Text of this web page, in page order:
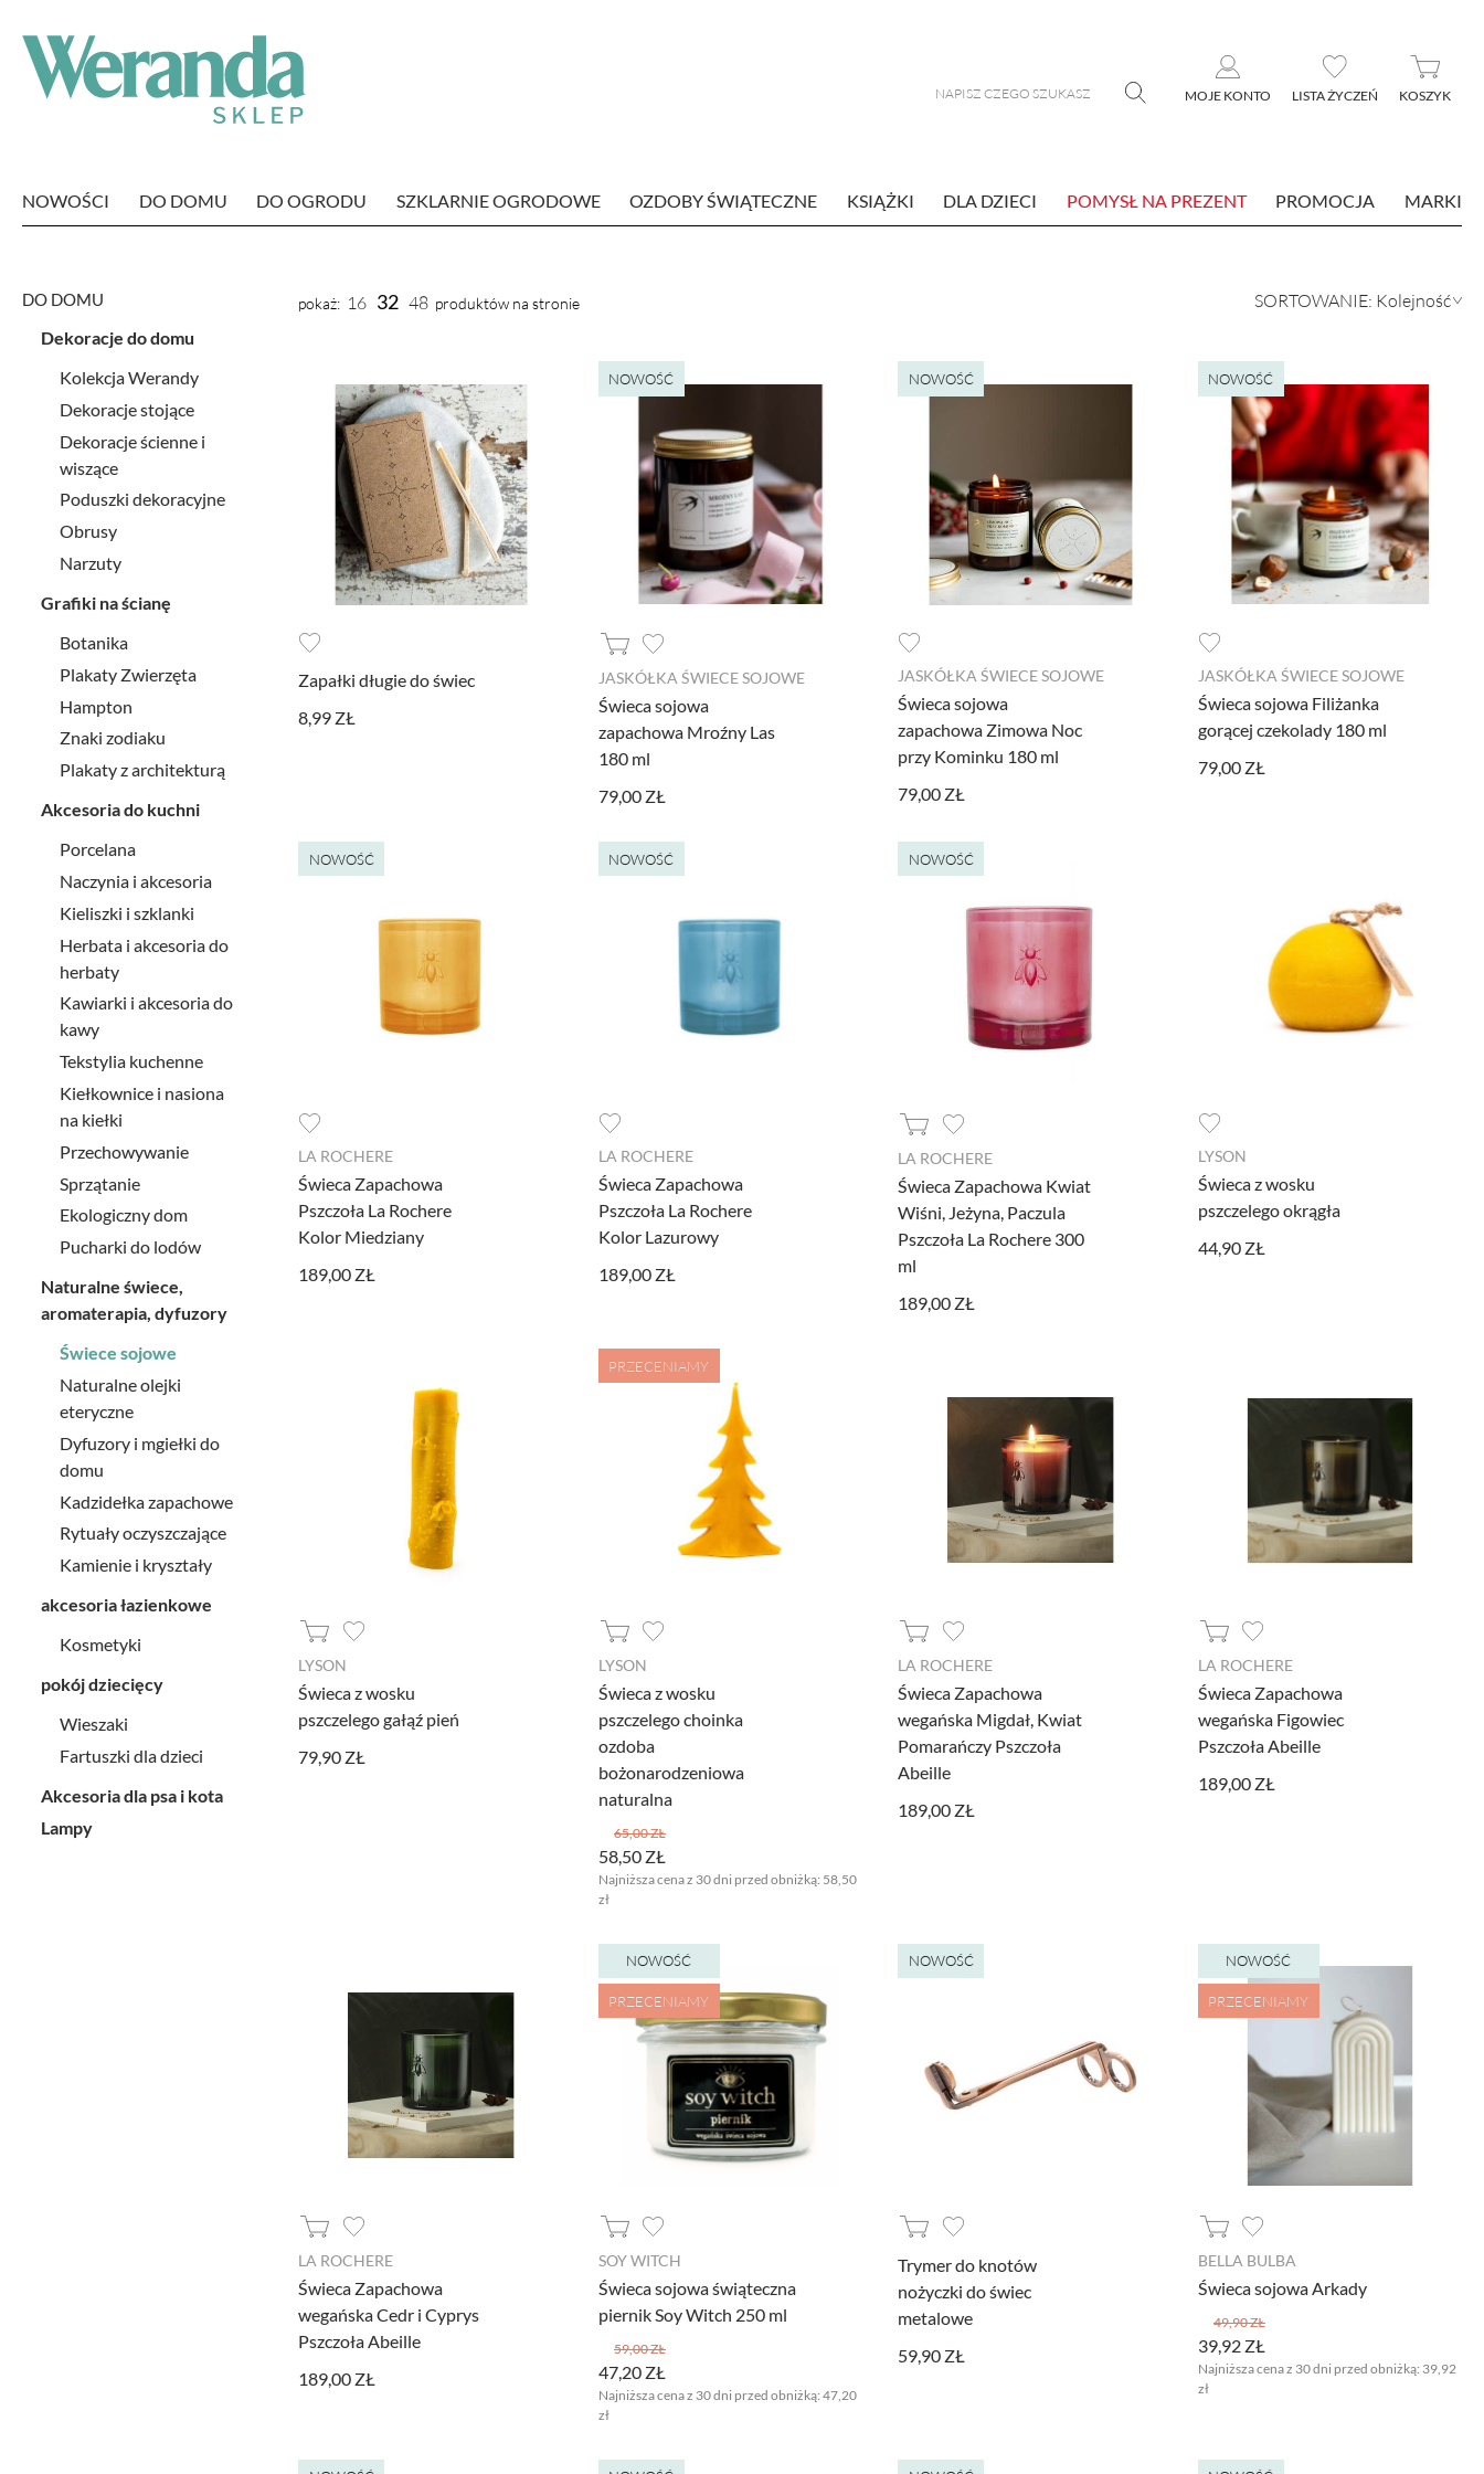
MOJE KONTO LISTA ŻYCZEŃ KOSZYK
NOWOŚCI DO DOMU DO OGRODU SZKLARNIE OGRODOWE OZDOBY ŚWIĄTECZNE KSIĄŻKI DLA DZIECI POMYSŁ NA PREZENT PROMOCJA MARKI
DO DOMU
Dekoracje do domu
Kolekcja Werandy
Dekoracje stojące
Dekoracje ścienne i
wiszące
Poduszki dekoracyjne
Obrusy
Narzuty
Grafiki na ścianę
Botanika
Plakaty Zwierzęta
Hampton
Znaki zodiaku
Plakaty z architekturą
Akcesoria do kuchni
Porcelana
Naczynia i akcesoria
Kieliszki i szklanki
Herbata i akcesoria do
herbaty
Kawiarki i akcesoria do
kawy
Tekstylia kuchenne
Kiełkownice i nasiona
na kiełki
Przechowywanie
Sprzątanie
Ekologiczny dom
Pucharki do lodów
Naturalne świece,
aromaterapia, dyfuzory
Świece sojowe
Naturalne olejki
eteryczne
Dyfuzory i mgiełki do
domu
Kadzidełka zapachowe
Rytuały oczyszczające
Kamienie i kryształy
akcesoria łazienkowe
Kosmetyki
pokój dziecięcy
Wieszaki
Fartuszki dla dzieci
Akcesoria dla psa i kota
Lampy
pokaż: 16 32 48 produktów na stronie
Zapałki długie do świec
8,99 ZŁ
NOWOŚĆ
JASKÓŁKA ŚWIECE SOJOWE
Świeca sojowa
zapachowa Mroźny Las
180 ml
79,00 ZŁ
NOWOŚĆ
JASKÓŁKA ŚWIECE SOJOWE
Świeca sojowa
zapachowa Zimowa Noc
przy Kominku 180 ml
79,00 ZŁ
NOWOŚĆ
JASKÓŁKA ŚWIECE SOJOWE
Świeca sojowa Filiżanka
gorącej czekolady 180 ml
79,00 ZŁ
NOWOŚĆ
LA ROCHERE
Świeca Zapachowa
Pszczoła La Rochere
Kolor Miedziany
189,00 ZŁ
NOWOŚĆ
LA ROCHERE
Świeca Zapachowa
Pszczoła La Rochere
Kolor Lazurowy
189,00 ZŁ
NOWOŚĆ
LA ROCHERE
Świeca Zapachowa Kwiat
Wiśni, Jeżyna, Paczula
Pszczoła La Rochere 300
ml
189,00 ZŁ
LYSON
Świeca z wosku
pszczelego okrągła
44,90 ZŁ
LYSON
Świeca z wosku
pszczelego gałąź pień
79,90 ZŁ
PRZECENIAMY
LYSON
Świeca z wosku
pszczelego choinka
ozdoba
bożonarodzeniowa
naturalna
58,50 ZŁ
65,00 ZŁ
Najniższa cena z 30 dni przed obniżką: 58,50
zł
LA ROCHERE
Świeca Zapachowa
wegańska Migdał, Kwiat
Pomarańczy Pszczoła
Abeille
189,00 ZŁ
LA ROCHERE
Świeca Zapachowa
wegańska Figowiec
Pszczoła Abeille
189,00 ZŁ
LA ROCHERE
Świeca Zapachowa
wegańska Cedr i Cyprys
Pszczoła Abeille
189,00 ZŁ
NOWOŚĆ
PRZECENIAMY
SOY WITCH
Świeca sojowa świąteczna
piernik Soy Witch 250 ml
47,20 ZŁ
59,00 ZŁ
Najniższa cena z 30 dni przed obniżką: 47,20
zł
NOWOŚĆ
Trymer do knotów
nożyczki do świec
metalowe
59,90 ZŁ
NOWOŚĆ
PRZECENIAMY
BELLA BULBA
Świeca sojowa Arkady
39,92 ZŁ
49,90 ZŁ
Najniższa cena z 30 dni przed obniżką: 39,92
zł